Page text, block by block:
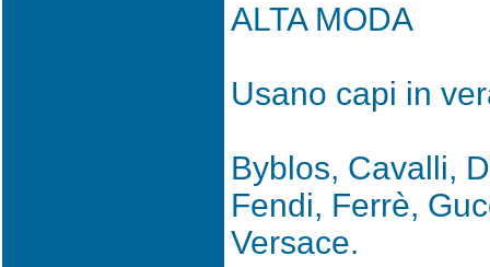
ALTA MODA
Usano capi in
Byblos, Cavalli,
Fendi, Ferrè,
Versace.